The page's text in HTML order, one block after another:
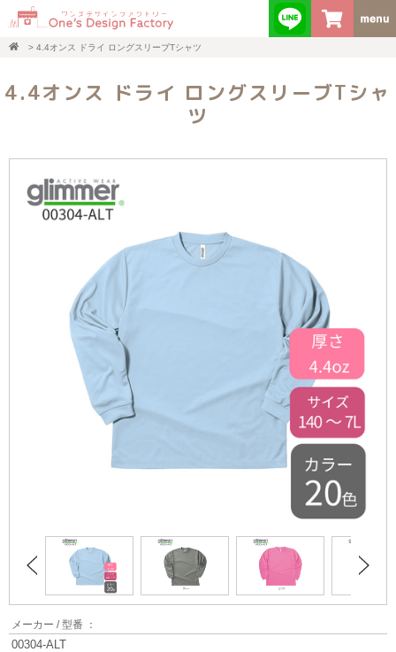
> 4.4オンス ドライ ロングスリーブTシャツ
4.4オンス ドライ ロングスリーブTシャ
ツ
メーカー / 型番 ：
00304-ALT